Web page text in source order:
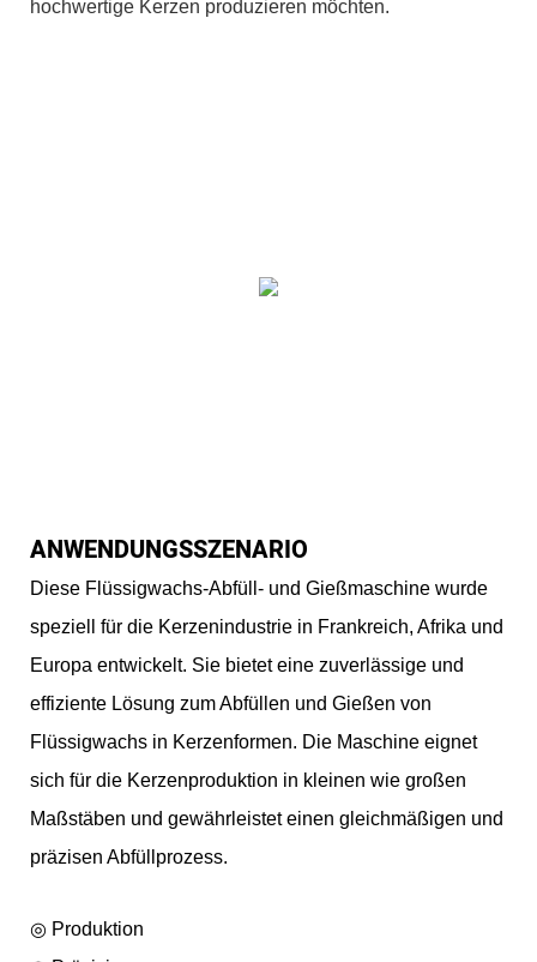
hochwertige Kerzen produzieren möchten.
ANWENDUNGSSZENARIO
Diese Flüssigwachs-Abfüll- und Gießmaschine wurde
speziell für die Kerzenindustrie in Frankreich, Afrika und
Europa entwickelt. Sie bietet eine zuverlässige und
effiziente Lösung zum Abfüllen und Gießen von
Flüssigwachs in Kerzenformen. Die Maschine eignet
sich für die Kerzenproduktion in kleinen wie großen
Maßstäben und gewährleistet einen gleichmäßigen und
präzisen Abfüllprozess.
◎ Produktion